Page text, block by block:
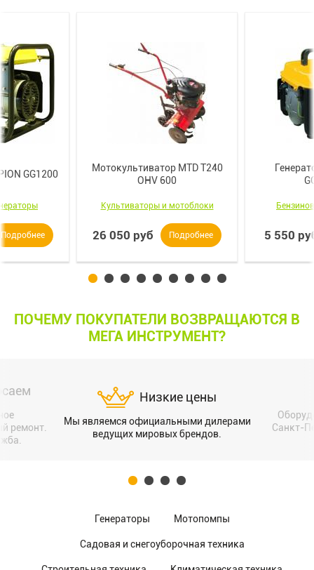
GG1200
Подробнее
Мотокультиватор MTD T240
OHV 600
Культиваторы и мотоблоки
26 050 руб Подробнее 5 550
ПОЧЕМУ ПОКУПАТЕЛИ ВОЗВРАЩАЮТСЯ В
МЕГА ИНСТРУМЕНТ?
ремонт.
Низкие цены
Мы являемся официальными дилерами
ведущих мировых брендов.
Санкт-
Генераторы Мотопомпы
Садовая и снегоуборочная техника